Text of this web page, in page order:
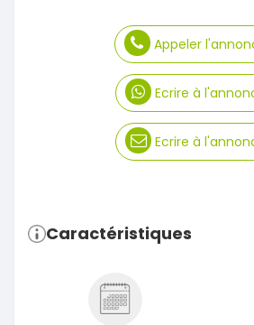
Appeler
Ecrire à
Ecrire à
Caractéristiques